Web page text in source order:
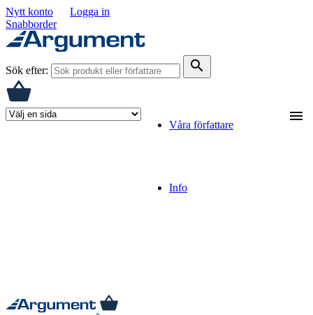
Nytt konto
Logga in
Snabborder
Sök efter: search
Våra författare
Info
menu